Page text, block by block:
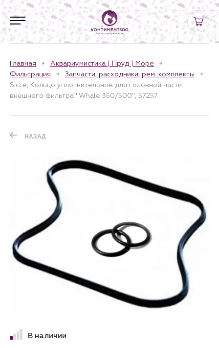
Главная
Аквариумистика | Пруд | Море
Фильтрация
Запчасти, расходники, рем. комплекты
Sicce, Кольцо уплотнительное для головной части
внешнего фильтра "Whale 350/500", 57257
НАЗАД
В наличии